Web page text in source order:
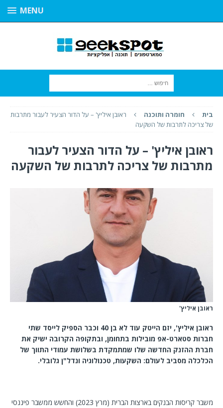
MENU
בית חומרה ותוכנה
ראובן איליץ' – על הדור הצעיר לעבור מתרבות
של צריכה לתרבות של השקעה
ראובן איליץ' – על הדור הצעיר לעבור
מתרבות של צריכה לתרבות של השקעה
ראובן איליץ'
ראובן איליץ', יזם הייטק עוד לא בן 40 וכבר הספיק לייסד שתי
חברות סטארט-אפ מובילות בתחומן, ובתקופה הקרובה ישיק את
חברת ההזנק החדשה שלו שמתמקדת בשלושת עמודי התווך של
הכלכלה מסביב לעולם: השקעות, טכנולוגיה ונדל"ן גלובלי.
משבר קריסות הבנקים בארצות הברית (מרץ 2023) והחשש ממשבר פיננסי